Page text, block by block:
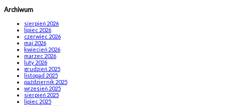
Archiwum
sierpień 2026
lipiec 2026
czerwiec 2026
maj 2026
kwiecień 2026
marzec 2026
luty 2026
grudzień 2025
listopad 2025
październik 2025
wrzesień 2025
sierpień 2025
lipiec 2025